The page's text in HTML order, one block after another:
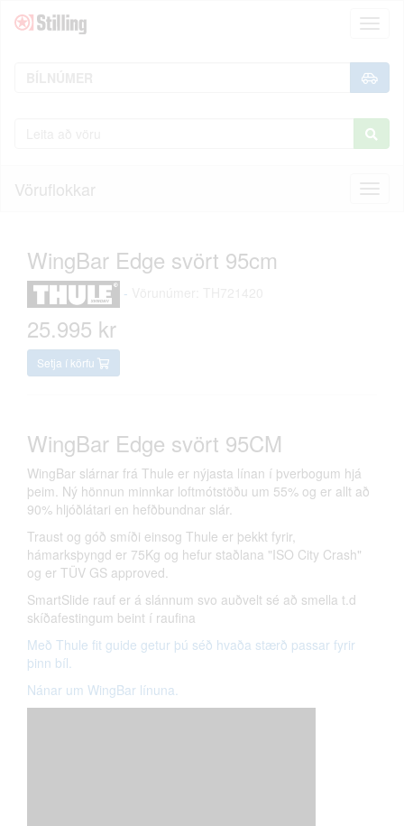
Vöruflokkar
WingBar Edge svört 95cm
-
25.995 kr
Setja í körfu
WingBar Edge svört 95CM
WingBar slárnar frá Thule er nýjasta línan í þverbogum hjá
þeim. Ný hönnun minnkar loftmótstöðu um 55% og er allt að
90% hljóðlátari en hefðbundnar slár.
Traust og góð smíði einsog Thule er þekkt fyrir,
hámarksþyngd er 75Kg og hefur staðlana "ISO City Crash"
og er TÜV GS approved.
SmartSlide rauf er á slánnum svo auðvelt sé að smella t.d
skíðafestingum beint í raufina
Með Thule fit guide getur þú séð hvaða stærð passar fyrir
þinn bíl.
Nánar um WingBar línuna.